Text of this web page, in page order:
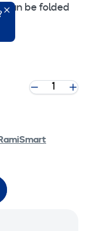
can be folded